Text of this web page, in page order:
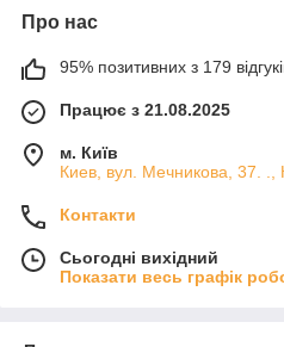
Про нас
95% позитивних з 179
Працює з 21.08.2025
м. Київ
Киев, вул. Мечникова, 37. .,
Контакти
Сьогодні вихідний
Показати весь графік